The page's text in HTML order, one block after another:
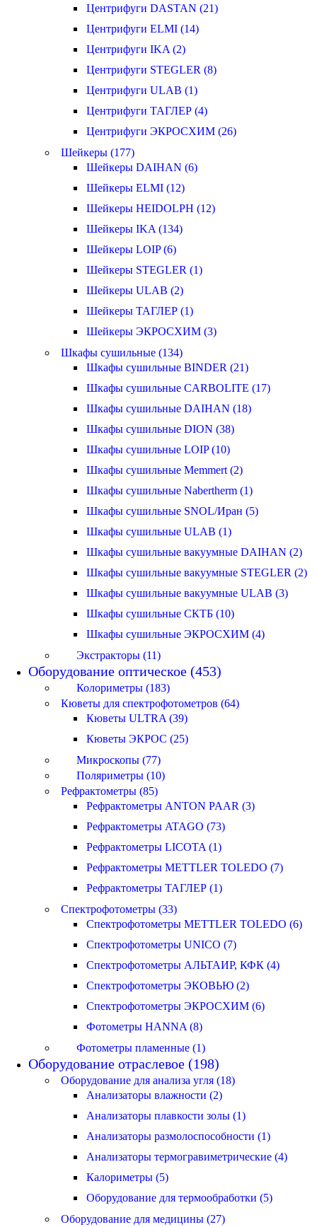
Центрифуги DASTAN (21)
Центрифуги ELMI (14)
Центрифуги IKA (2)
Центрифуги STEGLER (8)
Центрифуги ULAB (1)
Центрифуги ТАГЛЕР (4)
Центрифуги ЭКРОСХИМ (26)
Шейкеры (177)
Шейкеры DAIHAN (6)
Шейкеры ELMI (12)
Шейкеры HEIDOLPH (12)
Шейкеры IKA (134)
Шейкеры LOIP (6)
Шейкеры STEGLER (1)
Шейкеры ULAB (2)
Шейкеры ТАГЛЕР (1)
Шейкеры ЭКРОСХИМ (3)
Шкафы сушильные (134)
Шкафы сушильные BINDER (21)
Шкафы сушильные CARBOLITE (17)
Шкафы сушильные DAIHAN (18)
Шкафы сушильные DION (38)
Шкафы сушильные LOIP (10)
Шкафы сушильные Memmert (2)
Шкафы сушильные Nabertherm (1)
Шкафы сушильные SNOL/Иран (5)
Шкафы сушильные ULAB (1)
Шкафы сушильные вакуумные DAIHAN (2)
Шкафы сушильные вакуумные STEGLER (2)
Шкафы сушильные вакуумные ULAB (3)
Шкафы сушильные СКТБ (10)
Шкафы сушильные ЭКРОСХИМ (4)
Экстракторы (11)
Оборудование оптическое (453)
Колориметры (183)
Кюветы для спектрофотометров (64)
Кюветы ULTRA (39)
Кюветы ЭКРОС (25)
Микроскопы (77)
Поляриметры (10)
Рефрактометры (85)
Рефрактометры ANTON PAAR (3)
Рефрактометры ATAGO (73)
Рефрактометры LICOTA (1)
Рефрактометры METTLER TOLEDO (7)
Рефрактометры ТАГЛЕР (1)
Спектрофотометры (33)
Спектрофотометры METTLER TOLEDO (6)
Спектрофотометры UNICO (7)
Спектрофотометры АЛЬТАИР, КФК (4)
Спектрофотометры ЭКОВЬЮ (2)
Спектрофотометры ЭКРОСХИМ (6)
Фотометры HANNA (8)
Фотометры пламенные (1)
Оборудование отраслевое (198)
Оборудование для анализа угля (18)
Анализаторы влажности (2)
Анализаторы плавкости золы (1)
Анализаторы размолоспособности (1)
Анализаторы термогравиметрические (4)
Калориметры (5)
Оборудование для термообработки (5)
Оборудование для медицины (27)